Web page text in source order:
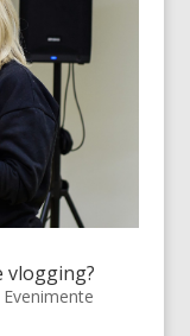
vlogging?
Evenimente